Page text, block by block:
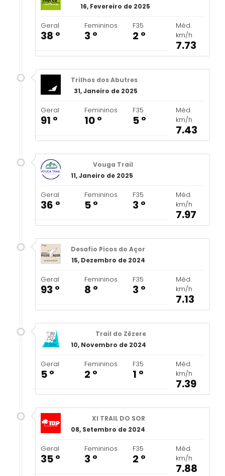
16, Fevereiro de 2025
Geral
38 º
Femininos
3 º
F35
2 º
Méd.
km/h
7.73
Trilhos dos Abutres
31, Janeiro de 2025
Geral
91 º
Femininos
10 º
F35
5 º
Méd.
km/h
7.43
Vouga Trail
11, Janeiro de 2025
Geral
36 º
Femininos
5 º
F35
3 º
Méd.
km/h
7.97
Desafio Picos do Açor
15, Dezembro de 2024
Geral
93 º
Femininos
8 º
F35
3 º
Méd.
km/h
7.13
Trail do Zêzere
10, Novembro de 2024
Geral
5 º
Femininos
2 º
F35
1 º
Méd.
km/h
7.39
XI TRAIL DO SOR
08, Setembro de 2024
Geral
35 º
Femininos
3 º
F35
2 º
Méd.
km/h
7.88